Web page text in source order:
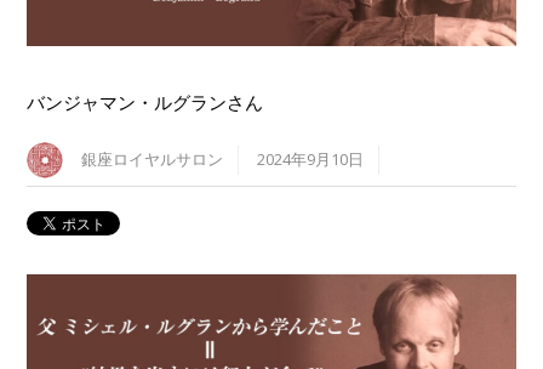
バンジャマン・ルグランさん
銀座ロイヤルサロン 2024年9月10日